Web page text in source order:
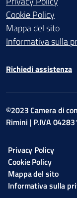
Cookie Policy
Mappa del sito
Informativa sulla
Richiedi assistenza
©2023 Camera di
Rimini | P.IVA
Privacy Policy
Cookie Policy
Mappa del sito
Informativa sulla